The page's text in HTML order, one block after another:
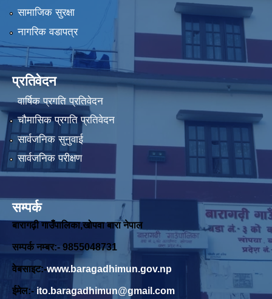
सामाजिक सुरक्षा
नागरिक वडापत्र
प्रतिवेदन
वार्षिक प्रगति प्रतिवेदन
चौमासिक प्रगति प्रतिवेदन
सार्वजनिक सुनुवाई
सार्वजनिक परीक्षण
सम्पर्क
बारागढ़ी गाउँपालिका,खोपवा बारा नेपाल
सम्पर्क नम्बर:- 9855048731
वेबसाइट:-www.baragadhimun.gov.np
ईमेल:- ito.baragadhimun@gmail.com